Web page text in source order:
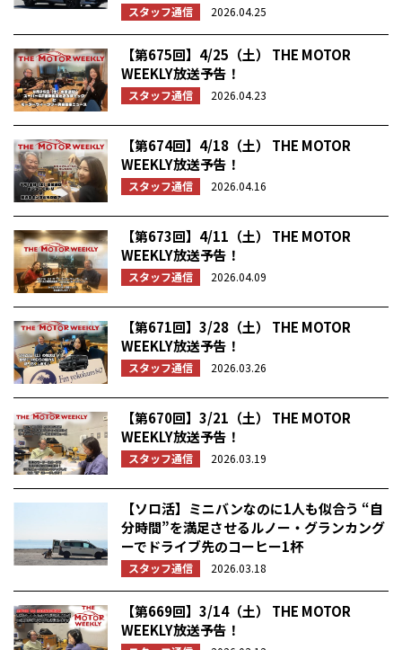
スタッフ通信 2026.04.25
【第675回】4/25（土） THE MOTOR
WEEKLY放送予告！
スタッフ通信 2026.04.23
【第674回】4/18（土） THE MOTOR
WEEKLY放送予告！
スタッフ通信 2026.04.16
【第673回】4/11（土） THE MOTOR
WEEKLY放送予告！
スタッフ通信 2026.04.09
【第671回】3/28（土） THE MOTOR
WEEKLY放送予告！
スタッフ通信 2026.03.26
【第670回】3/21（土） THE MOTOR
WEEKLY放送予告！
スタッフ通信 2026.03.19
【ソロ活】ミニバンなのに1人も似合う “自
分時間”を満足させるルノー・グランカング
ーでドライブ先のコーヒー1杯
スタッフ通信 2026.03.18
【第669回】3/14（土） THE MOTOR
WEEKLY放送予告！